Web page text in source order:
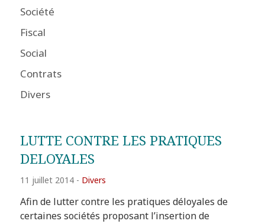
Société
Fiscal
Social
Contrats
Divers
LUTTE CONTRE LES PRATIQUES
DELOYALES
11 juillet 2014- Divers
Afin de lutter contre les pratiques déloyales de
certaines sociétés proposant l’insertion de